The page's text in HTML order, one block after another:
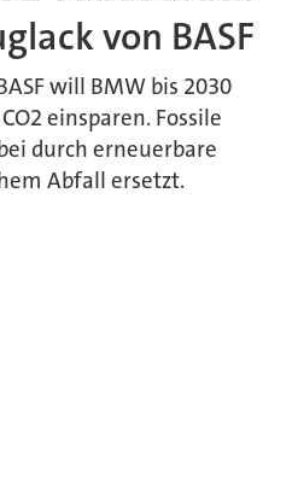
von BASF
will BMW bis 2030
einsparen. Fossile
durch erneuerbare
Abfall ersetzt.